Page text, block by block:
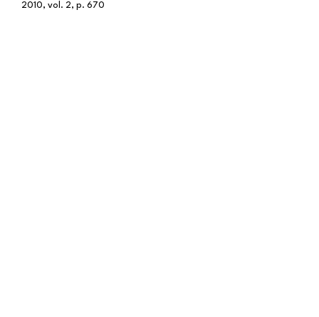
2010, vol. 2, p. 670